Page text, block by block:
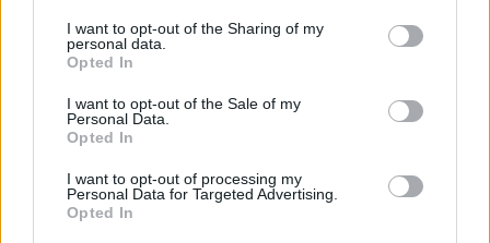
not limited to your visit or usage behaviour. You may click to
grant or deny consent to Google and its third-party tags to
use your data for below specified purposes in below Google
consent section.
I want to opt-out of the Sharing of my
personal data.
Opted In
I want to opt-out of the Sale of my
Personal Data.
Opted In
I want to opt-out of processing my
Personal Data for Targeted Advertising.
Opted In
Condividi l'articolo